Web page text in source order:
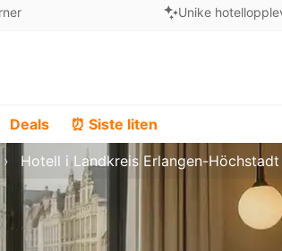
Unike
Deals ⏰ Siste liten
Hotell i Landkreis Erlangen-Höchstadt